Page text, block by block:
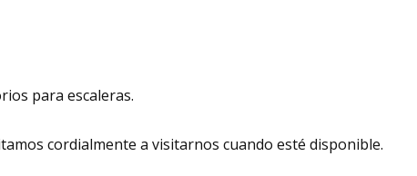
para escaleras.
cordialmente a visitarnos cuando esté disponible.